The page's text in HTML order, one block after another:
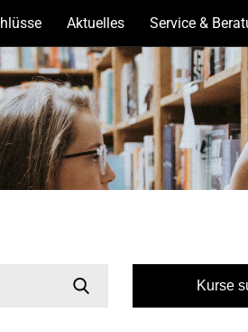
(Unterseiten
anzeigen)
Aktuelles(Unterseiten
anzeigen)
Service &
Kurse